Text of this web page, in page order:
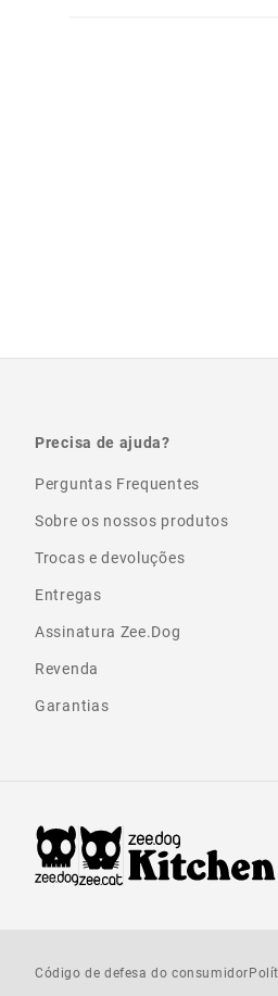
Precisa de ajuda?
Perguntas Frequentes
Sobre os nossos produtos
Trocas e devoluções
Entregas
Assinatura Zee.Dog
Revenda
Garantias
Código de defesa do consumidor